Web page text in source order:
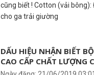
cũng biết ! Cotton (vải
cho ga trải giường
DẤU HIỆU NHẬN BIẾT
CAO CẤP CHẤT LƯỢNG